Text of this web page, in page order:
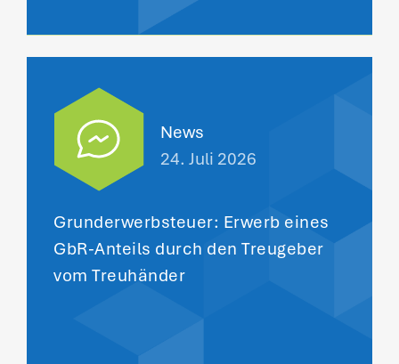
News
24. Juli 2026
Grunderwerbsteuer: Erwerb eines
GbR-Anteils durch den Treugeber
vom Treuhänder